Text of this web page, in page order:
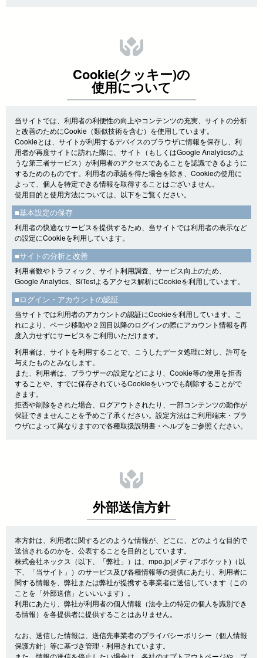
Cookie(クッキー)の
使用について
当サイトでは、利用者の利便性の向上やコンテンツの充実、サイトの分析
と改善のためにCookie（類似技術を含む）を使用しています。
Cookieとは、サイトが利用するデバイスのブラウザに情報を保存し、利
用者が再度サイトに訪れた際に、サイト（もしくはGoogle Analyticsのよ
うな第三者サービス）が利用者のアクセスであることを認識できるように
するためのものです。利用者の承諾を得た場合を除き、Cookieの使用に
よって、個人を特定できる情報を取得することはございません。
使用目的と使用方法については、以下をご覧ください。
■基本設定の保存
利用者の快適なサービスを提供するため、当サイトでは利用者の表示など
の設定にCookieを利用しています。
■サイトの分析と改善
利用者数やトラフィック、サイト利用調査、サービス向上のため、
Google Analytics、SiTestよるアクセス解析にCookieを利用しています。
■ログイン・アカウントの認証
当サイトでは利用者のアカウントの認証にCookieを利用しています。こ
れにより、ページ移動や２回目以降のログインの際にアカウント情報を再
度入力せずにサービスをご利用いただけます。
利用者は、サイトを利用することで、こうしたデータ処理に対し、許可を
与えたものとみなします。
また、利用者は、ブラウザーの設定などにより、Cookie等の使用を拒否
することや、すでに保存されているCookieをいつでも削除することがで
きます。
拒否や削除をされた場合、ログアウトされたり、一部コンテンツの動作が
保証できませんことを予めご了承ください。設定方法はご利用端末・ブラ
ウザによって異なりますので各種取扱説明書・ヘルプをご参照ください。
外部送信方針
本方針は、利用者に関するどのような情報が、どこに、どのような目的で
送信されるのかを、公表することを目的としています。
株式会社ネックス（以下、「弊社」）は、mpo.jp(メディアポケット)（以
下、「当サイト」）のサービス及び各種情報等の提供にあたり、利用者に
関する情報を、弊社または弊社が提携する事業者に送信しています（この
ことを「外部送信」といいいます）。
利用にあたり、弊社が利用者の個人情報（法令上の特定の個人を識別でき
る情報）を各提供者に提供することはありません。
なお、送信した情報は、送信先事業者のプライバシーポリシー（個人情報
保護方針）等に基づき管理・利用されています。
また、情報の送信を停止したい場合は、各社のオプトアウトページや、ブ